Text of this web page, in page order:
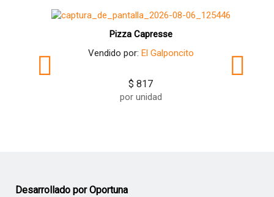
Pizza Capresse
Vendido por: El Galponcito
$ 817
por unidad
Desarrollado por Oportuna